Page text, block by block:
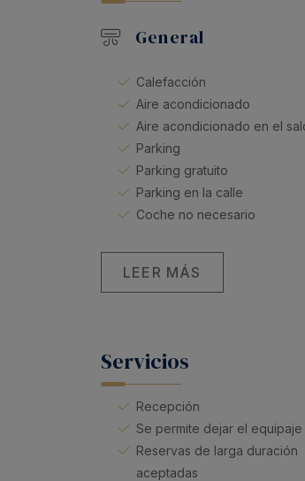
General
Calefacción
Aire acondicionado
Aire acondicionado en el
Parking
Parking gratuito
Parking en la calle
Coche no necesario
LEER MÁS
Servicios
Recepción
Se permite dejar el equipaje
Reservas de larga duración
aceptadas